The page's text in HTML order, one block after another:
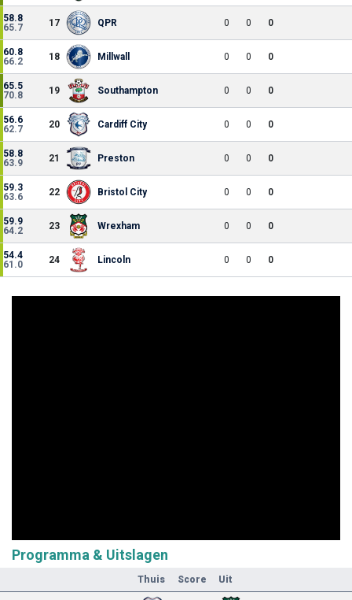
58.8
65.7
17 QPR 0 0 0
60.8
66.2
18 Millwall 0 0 0
65.5
70.8
19 Southampton 0 0 0
56.6
62.7
20 Cardiff City 0 0 0
58.8
63.9
21 Preston 0 0 0
59.3
63.6
22 Bristol City 0 0 0
59.9
64.2
23 Wrexham 0 0 0
54.4
61.0
24 Lincoln 0 0 0
Programma & Uitslagen
Thuis Score Uit